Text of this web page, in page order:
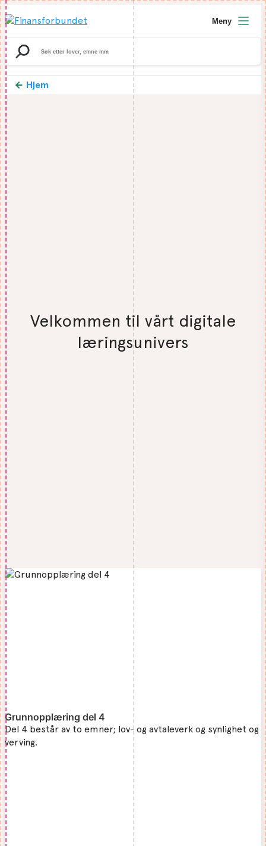
Search
for:
Meny
Hjem
Velkommen til vårt digitale
læringsunivers
Grunnopplæring del 4
Del 4 består av to emner; lov- og avtaleverk og synlighet og
verving.